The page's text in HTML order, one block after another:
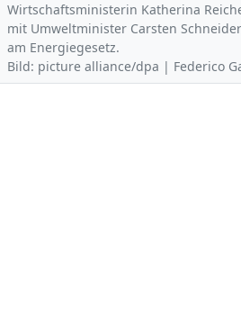
Wirtschaftsministerin Katherina
mit Umweltminister Carsten
am Energiegesetz.
Bild: picture alliance/dpa | Federico